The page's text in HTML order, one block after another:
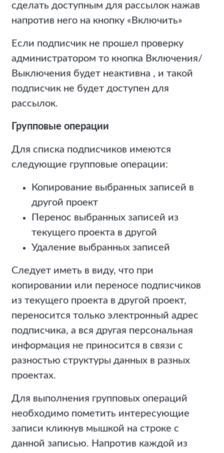
сделать доступным для рассылок нажав
напротив него на кнопку «Включить»
Если подписчик не прошел проверку
администратором то кнопка Включения/
Выключения будет неактивна , и такой
подписчик не будет доступен для
рассылок.
Групповые операции
Для списка подписчиков имеются
следующие групповые операции:
Копирование выбранных записей в
другой проект
Перенос выбранных записей из
текущего проекта в другой
Удаление выбранных записей
Следует иметь в виду, что при
копировании или переносе подписчиков
из текущего проекта в другой проект,
переносится только электронный адрес
подписчика, а вся другая персональная
информация не приносится в связи с
разностью структуры данных в разных
проектах.
Для выполнения групповых операций
необходимо пометить интересующие
записи кликнув мышкой на строке с
данной записью. Напротив каждой из